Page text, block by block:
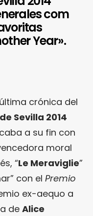
com
Year».
crónica del
Sevilla 2014
a su fin con
moral
“Le Meraviglie”
con el Premio
ex-aequo a
de Alice